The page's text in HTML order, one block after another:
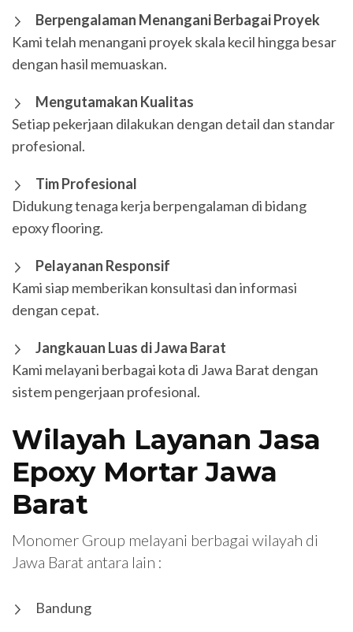
Berpengalaman Menangani Berbagai Proyek
Kami telah menangani proyek skala kecil hingga besar
dengan hasil memuaskan.
Mengutamakan Kualitas
Setiap pekerjaan dilakukan dengan detail dan standar
profesional.
Tim Profesional
Didukung tenaga kerja berpengalaman di bidang
epoxy flooring.
Pelayanan Responsif
Kami siap memberikan konsultasi dan informasi
dengan cepat.
Jangkauan Luas di Jawa Barat
Kami melayani berbagai kota di Jawa Barat dengan
sistem pengerjaan profesional.
Wilayah Layanan Jasa
Epoxy Mortar Jawa
Barat
Monomer Group melayani berbagai wilayah di
Jawa Barat antara lain :
Bandung